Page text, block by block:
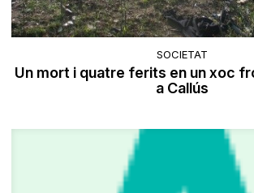
SOCIETAT
Un mort i quatre ferits en un xoc
a Callús